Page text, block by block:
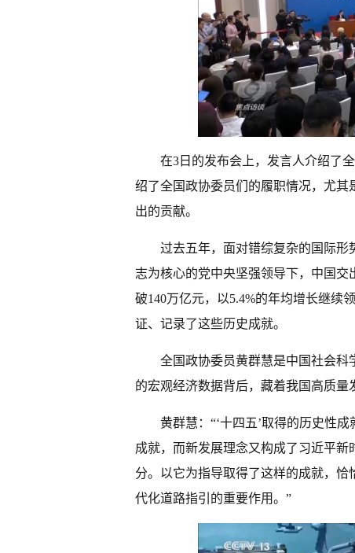
在3日的发布会上，发言人介绍了
绍了全国政协委员们的履职情况，尤其
出的贡献。
过去五年，面对错综复杂的国际形
志为核心的党中央坚强领导下，中国交
破140万亿元，以5.4%的年均增长继续
证、记录了这些历史成就。
全国政协委员黄群慧是中国社会科
的宏观经济数据背后，藏着我国高质量
黄群慧：“‘十四五’取得的历史性
成就，而新发展理念又构成了习近平
分。以它为指导取得了这样的成就，
代化道路指引的重要作用。”